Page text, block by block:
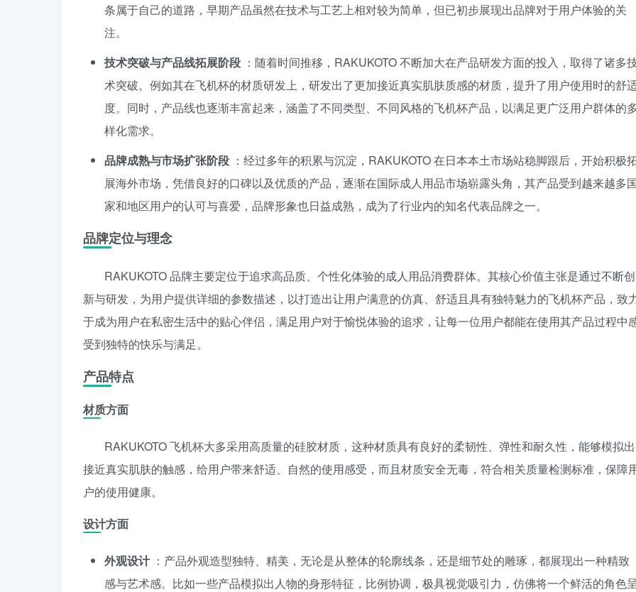
条属于自己的道路，早期产品虽然在技术与工艺上相对较为简单，但已初步展现出品牌对于用户体验的关
注。
技术突破与产品线拓展阶段 ：随着时间推移，RAKUKOTO 不断加大在产品研发方面的投入，取得了诸多
术突破。例如其在飞机杯的材质研发上，研发出了更加接近真实肌肤质感的材质，提升了用户使用时的舒
度。同时，产品线也逐渐丰富起来，涵盖了不同类型、不同风格的飞机杯产品，以满足更广泛用户群体的
样化需求。
品牌成熟与市场扩张阶段 ：经过多年的积累与沉淀，RAKUKOTO 在日本本土市场站稳脚跟后，开始积极
展海外市场，凭借良好的口碑以及优质的产品，逐渐在国际成人用品市场崭露头角，其产品受到越来越多
家和地区用户的认可与喜爱，品牌形象也日益成熟，成为了行业内的知名代表品牌之一。
品牌定位与理念
RAKUKOTO 品牌主要定位于追求高品质、个性化体验的成人用品消费群体。其核心价值主张是通过不断创
新与研发，为用户提供详细的参数描述，以打造出让用户满意的仿真、舒适且具有独特魅力的飞机杯产品，致
于成为用户在私密生活中的贴心伴侣，满足用户对于愉悦体验的追求，让每一位用户都能在使用其产品过程中
受到独特的快乐与满足。
产品特点
材质方面
RAKUKOTO 飞机杯大多采用高质量的硅胶材质，这种材质具有良好的柔韧性、弹性和耐久性，能够模拟出
接近真实肌肤的触感，给用户带来舒适、自然的使用感受，而且材质安全无毒，符合相关质量检测标准，保障
户的使用健康。
设计方面
外观设计：产品外观造型独特、精美，无论是从整体的轮廓线条，还是细节处的雕琢，都展现出一种精致
感与艺术感。比如一些产品模拟出人物的身形特征，比例协调，极具视觉吸引力，仿佛将一个鲜活的角色呈